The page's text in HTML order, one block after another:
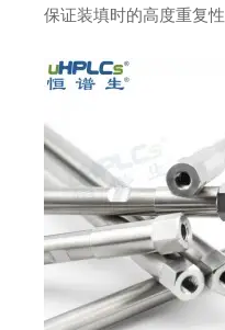
保证装填时的高度重复性